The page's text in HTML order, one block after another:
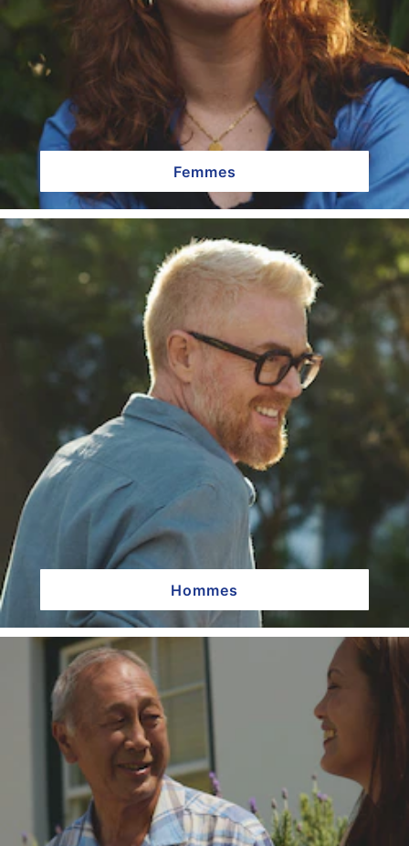
Femmes
Hommes